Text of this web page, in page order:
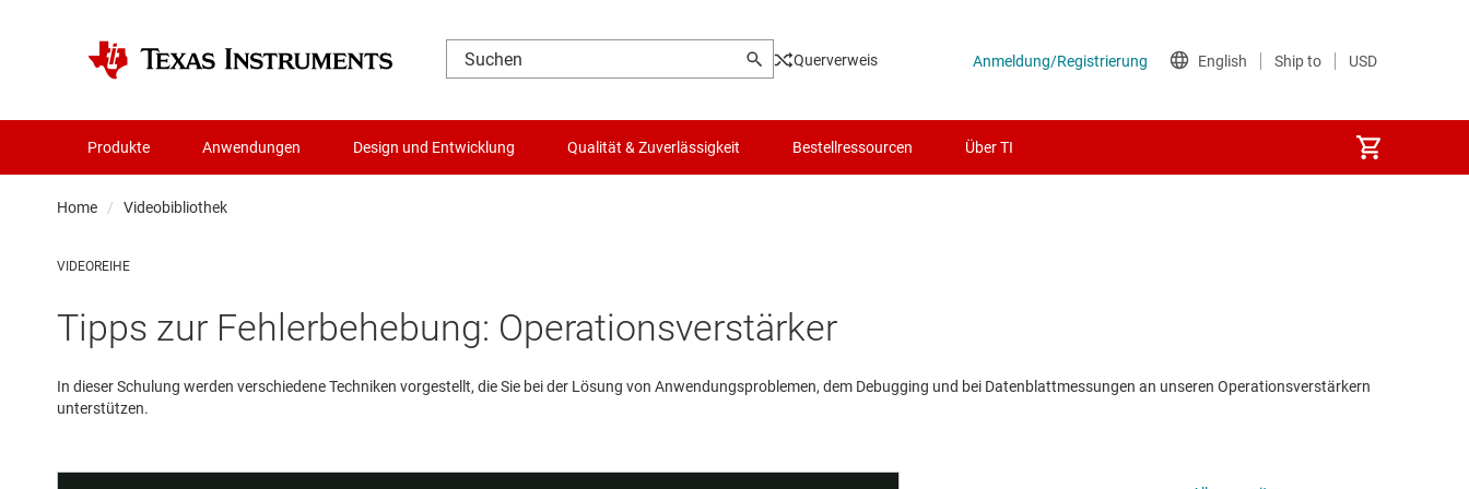
Querverweis
Produkte Anwendungen Design und Entwicklung Qualität & Zuverlässigkeit Bestellressourcen Über TI
Home Videobibliothek
VIDEOREIHE
Tipps zur Fehlerbehebung: Operationsverstärker
In dieser Schulung werden verschiedene Techniken vorgestellt, die Sie bei der Lösung von Anwendungsproblemen, dem Debugging und bei Datenblattmessungen an unseren Operationsverstärkern
unterstützen.